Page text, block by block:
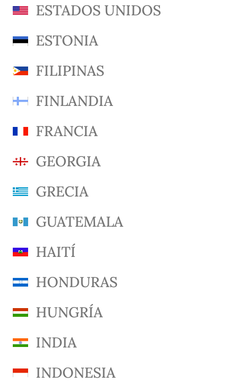
ESTADOS UNIDOS
ESTONIA
FILIPINAS
FINLANDIA
FRANCIA
GEORGIA
GRECIA
GUATEMALA
HAITÍ
HONDURAS
HUNGRÍA
INDIA
INDONESIA